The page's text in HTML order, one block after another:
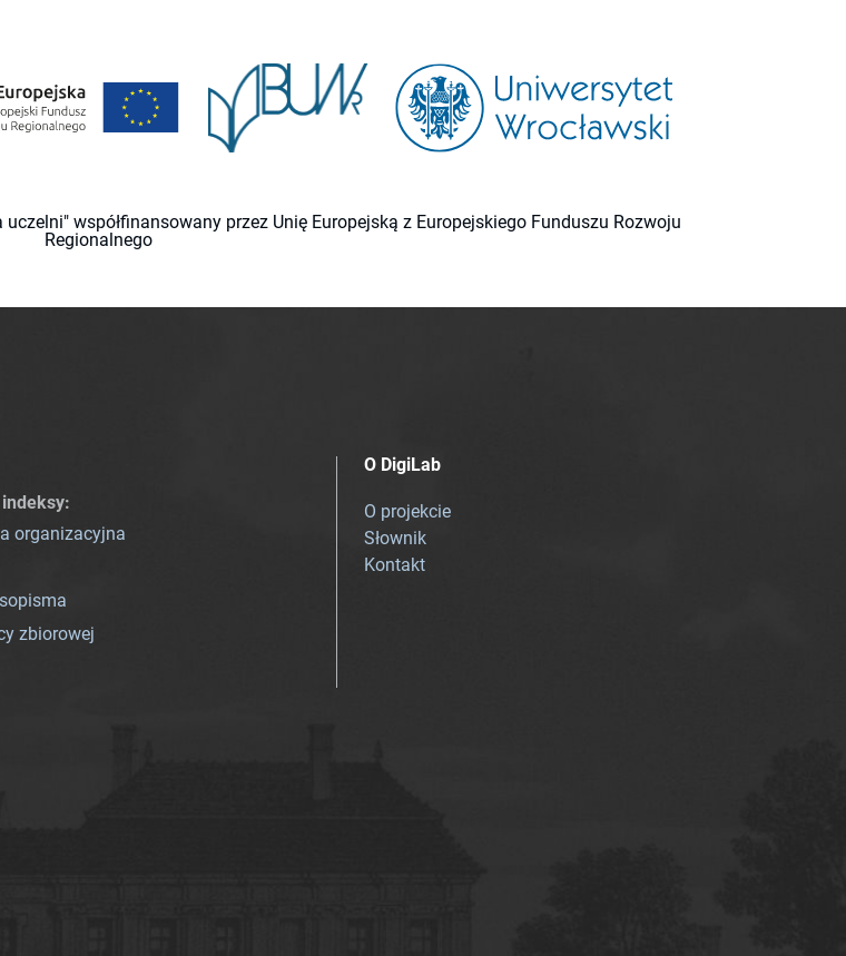
współfinansowany przez Unię Europejską z Europejskiego Funduszu Rozwoju
Regionalnego
:
organizacyjna
zbiorowej
O DigiLab
O projekcie
Słownik
Kontakt